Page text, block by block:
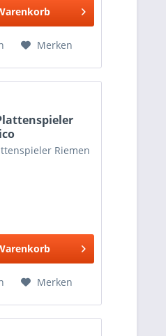
Merken
Riemen
Merken